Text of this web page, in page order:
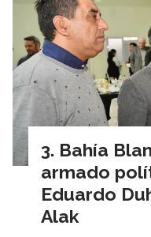
Bahía
armado
Eduardo
Alak